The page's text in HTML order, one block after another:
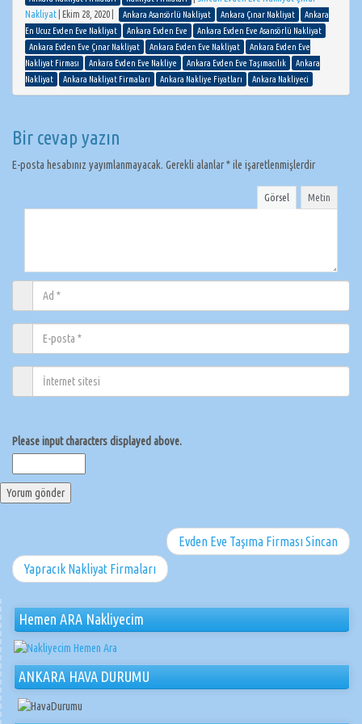
Nakliyat
Ekim 28, 2020 Ankara Asansörlü Nakliyat Ankara Çınar Nakliyat
Ankara
En Ucuz Evden Eve Nakliyat
Ankara Evden Eve
Ankara Evden Eve Asansörlü Nakliyat
Ankara Evden Eve Çınar Nakliyat
Ankara Evden Eve Nakliyat
Ankara Evden Eve
Nakliyat Firması
Ankara Evden Eve Nakliye Ankara Evden Eve Taşımacılık
Ankara
Nakliyat
Ankara Nakliyat Firmaları Ankara Nakliye Fiyatları Ankara Nakliyeci
Bir cevap yazın
E-posta hesabınız yayımlanmayacak. Gerekli alanlar*ile işaretlenmişlerdir
Görsel Metin
Please input characters displayed above.
Evden Eve Taşıma Firması Sincan
Yapracık Nakliyat Firmaları
Hemen ARA Nakliyecim
ANKARA HAVA DURUMU